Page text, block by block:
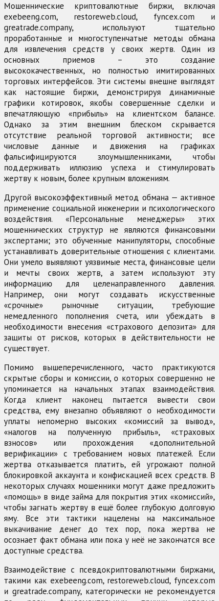
Мошеннические криптовалютные биржи, включая
exebeeng.com, restoreweb.cloud, fyncex.com и
greatrade.company, используют тщательно
проработанные и многоступенчатые методы обмана
для извлечения средств у своих жертв. Один из
основных приемов – это создание
высококачественных, но полностью имитированных
торговых интерфейсов. Эти системы внешне выглядят
как настоящие биржи, демонстрируя динамичные
графики котировок, якобы совершенные сделки и
впечатляющую «прибыль» на клиентском балансе.
Однако за этим внешним блеском скрывается
отсутствие реальной торговой активности; все
числовые данные и движения на графиках
фальсифицируются злоумышленниками, чтобы
поддерживать иллюзию успеха и стимулировать
жертву к новым, более крупным вложениям.
Другой высокоэффективный метод обмана — активное
применение социальной инженерии и психологического
воздействия. «Персональные менеджеры» этих
мошеннических структур не являются финансовыми
экспертами; это обученные манипуляторы, способные
устанавливать доверительные отношения с клиентами.
Они умело выявляют уязвимые места, финансовые цели
и мечты своих жертв, а затем используют эту
информацию для целенаправленного давления.
Например, они могут создавать искусственные
«срочные» рыночные ситуации, требующие
немедленного пополнения счета, или убеждать в
необходимости внесения «страхового депозита» для
защиты от рисков, которых в действительности не
существует.
Помимо вышеперечисленного, часто практикуются
скрытые сборы и комиссии, о которых совершенно не
упоминается на начальных этапах взаимодействия.
Когда клиент наконец пытается вывести свои
средства, ему внезапно объявляют о необходимости
уплаты непомерно высоких «комиссий за вывод»,
«налогов на полученную прибыль», «страховых
взносов» или прохождения «дополнительной
верификации» с требованием новых платежей. Если
жертва отказывается платить, ей угрожают полной
блокировкой аккаунта и конфискацией всех средств. В
некоторых случаях мошенники могут даже предложить
«помощь» в виде займа для покрытия этих «комиссий»,
чтобы загнать жертву в ещё более глубокую долговую
яму. Все эти тактики нацелены на максимальное
выкачивание денег до тех пор, пока жертва не
осознает факт обмана или пока у неё не закончатся все
доступные средства.
Взаимодействие с псевдокриптовалютными биржами,
такими как exebeeng.com, restoreweb.cloud, fyncex.com
и greatrade.company, категорически не рекомендуется